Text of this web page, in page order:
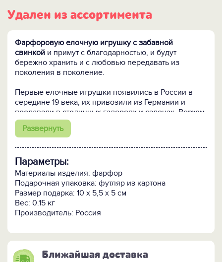
Удален из ассортимента
Фарфоровую елочную игрушку с забавной
свинкой и примут с благодарностью, и будут
бережно хранить и с любовью передавать из
поколения в поколение.
Первые елочные игрушки появились в России в
середине 19 века, их привозили из Германии и
продавали в столичных галереях и салонах. Верхом
шика тогда были стеклянные и фарфоровые
украшения. На протяжении столетий елочные
Нового года.
Игрушка расписана вручную.
Поставляется в подарочной коробке.
Развернуть
Параметры:
Материалы изделия: фарфор
Подарочная упаковка: футляр из картона
Размер подарка: 10 x 5,5 x 5 см
Вес: 0.15 кг
Производитель: Россия
Ближайшая доставка